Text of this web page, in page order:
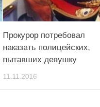
Прокурор потребовал
наказать полицейских,
пытавших девушку
11.11.2016